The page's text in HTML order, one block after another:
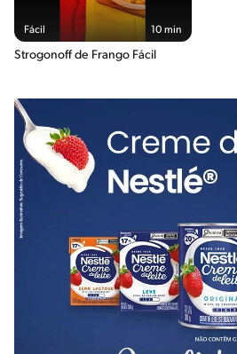
Fácil 10 min
Strogonoff de Frango Fácil